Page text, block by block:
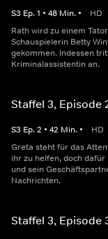
S3 Ep.1 • 48 Min. • HD
Rath wird zu einem
Schauspielerin Betty
gekommen. Indessen
Kriminalassistentin an.
Staffel 3, Episode
S3 Ep.2 • 42 Min. • HD
Greta steht für das
ihr zu helfen, doch
und sein
Nachrichten.
Staffel 3, Episode